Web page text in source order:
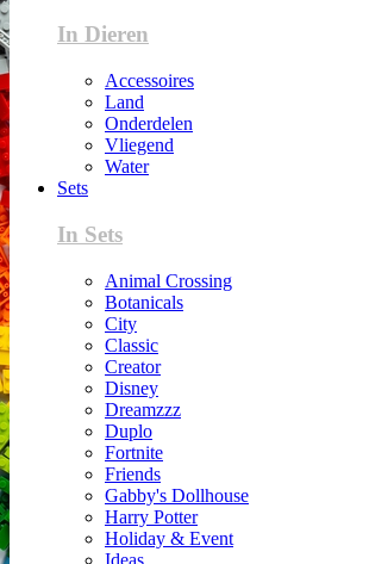
In Dieren
Accessoires
Land
Onderdelen
Vliegend
Water
Sets
In Sets
Animal Crossing
Botanicals
City
Classic
Creator
Disney
Dreamzzz
Duplo
Fortnite
Friends
Gabby's Dollhouse
Harry Potter
Holiday & Event
Ideas